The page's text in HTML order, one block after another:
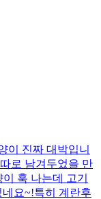
이 진짜 대박입니
로 남겨두었을 만
훅 나는데 고기
요~!특히 계란후